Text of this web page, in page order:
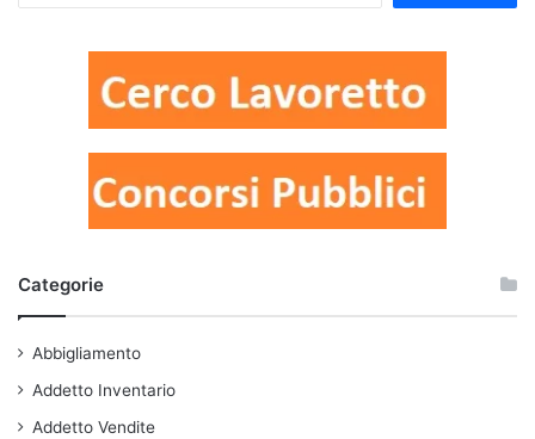
Categorie
Abbigliamento
Addetto Inventario
Addetto Vendite